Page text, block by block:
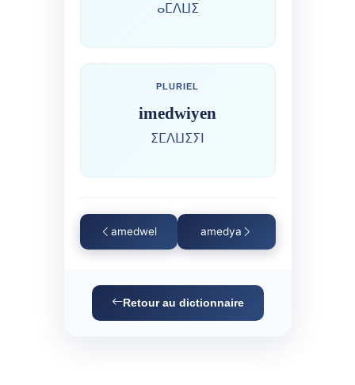
ⴰⵎⴷⵡⵉ
PLURIEL
imedwiyen
ⵉⵎⴷⵡⵉⵢⵏ
amedwel amedya
Retour au dictionnaire